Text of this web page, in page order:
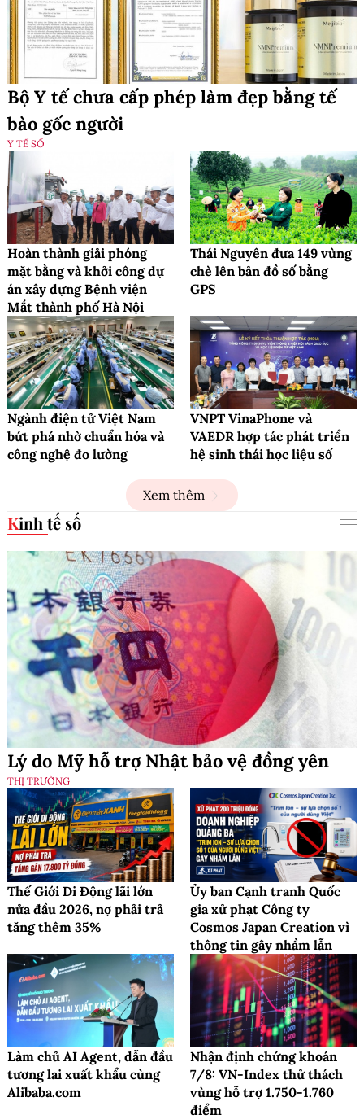
Bộ Y tế chưa cấp phép làm đẹp bằng tế
bào gốc người
Y TẾ SỐ
Hoàn thành giải phóng
mặt bằng và khởi công dự
án xây dựng Bệnh viện
Mắt thành phố Hà Nội
Thái Nguyên đưa 149 vùng
chè lên bản đồ số bằng
GPS
Ngành điện tử Việt Nam
bứt phá nhờ chuẩn hóa và
công nghệ đo lường
VNPT VinaPhone và
VAEDR hợp tác phát triển
hệ sinh thái học liệu số
Xem thêm
Kinh tế số
Lý do Mỹ hỗ trợ Nhật bảo vệ đồng yên
THỊ TRƯỜNG
Thế Giới Di Động lãi lớn
nửa đầu 2026, nợ phải trả
tăng thêm 35%
Ủy ban Cạnh tranh Quốc
gia xử phạt Công ty
Cosmos Japan Creation vì
thông tin gây nhầm lẫn
Làm chủ AI Agent, dẫn đầu
tương lai xuất khẩu cùng
Alibaba.com
Nhận định chứng khoán
7/8: VN-Index thử thách
vùng hỗ trợ 1.750-1.760
điểm